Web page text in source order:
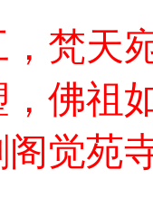
梵天
佛祖
觉苑